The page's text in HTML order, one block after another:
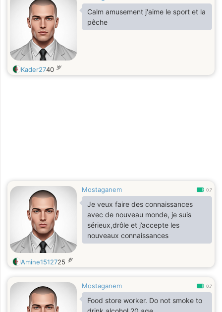
Calm amusement j'aime le sport et la
pêche
Kader2740 岁
Mostaganem 0.7
Je veux faire des connaissances
avec de nouveau monde, je suis
sérieux,drôle et j’accepte les
nouveaux connaissances
Amine1512725 岁
Mostaganem 0.7
Food store worker. Do not smoke to